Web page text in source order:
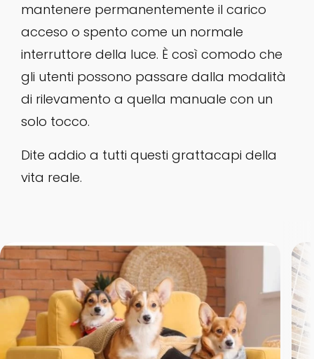
mantenere permanentemente il carico
acceso o spento come un normale
interruttore della luce. È così comodo che
gli utenti possono passare dalla modalità
di rilevamento a quella manuale con un
solo tocco.
Dite addio a tutti questi grattacapi della
vita reale.